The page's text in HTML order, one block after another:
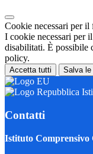
Cookie necessari per il
I cookie necessari per
disabilitati. È possibile
policy.
Accetta tutti Salva le
Contatti
Istituto Comprensivo